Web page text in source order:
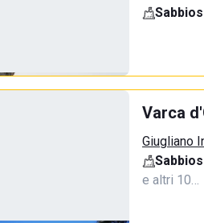
Varca
Giugliano
e altri 10…